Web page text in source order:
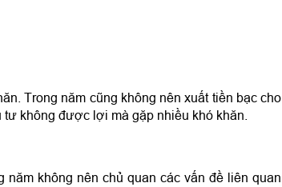
Trong năm cũng không nên xuất tiền bạc cho
không được lợi mà gặp nhiều khó khăn.
không nên chủ quan các vấn đề liên quan